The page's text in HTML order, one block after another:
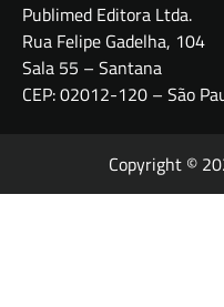
Publimed Editora Ltda.
Rua Felipe Gadelha, 104
Sala 55 – Santana
CEP: 02012-120 – São
Copyright ©